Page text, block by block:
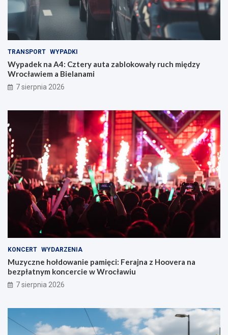
TRANSPORT WYPADKI
Wypadek na A4: Cztery auta zablokowały ruch między
Wrocławiem a Bielanami
7 sierpnia 2026
KONCERT WYDARZENIA
Muzyczne hołdowanie pamięci: Ferajna z Hoovera na
bezpłatnym koncercie w Wrocławiu
7 sierpnia 2026